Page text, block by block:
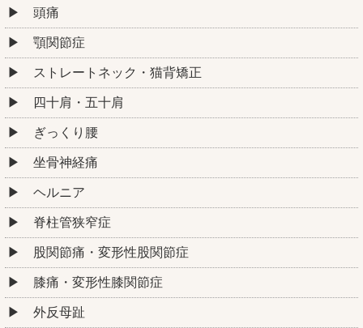
頭痛
顎関節症
ストレートネック・猫背矯正
四十肩・五十肩
ぎっくり腰
坐骨神経痛
ヘルニア
脊柱管狭窄症
股関節痛・変形性股関節症
膝痛・変形性膝関節症
外反母趾